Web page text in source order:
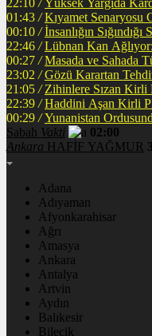
22:10 / Yüksek Yargıda
01:43 /
00:10 / İnsanlığın
22:46 / Lübnan Kan
00:27 / Masada ve Sahada
23:02 / Gözü Karartan
21:05 / Zihinlere Sızan Kirli
22:39 /
00:29 / Yunanistan
Sabah Vakti
02:00
Ankara HAFİF YAĞMUR
Adana
Adıyaman
Afyonkarahisar
Ağrı
Amasya
Ankara
Antalya
Artvin
Aydın
Balıkesir
Bilecik